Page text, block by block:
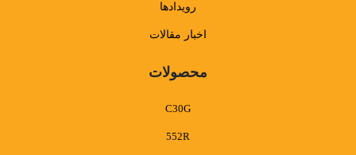
رویدادها
اخبار مقالات
محصولات
C30G
552R